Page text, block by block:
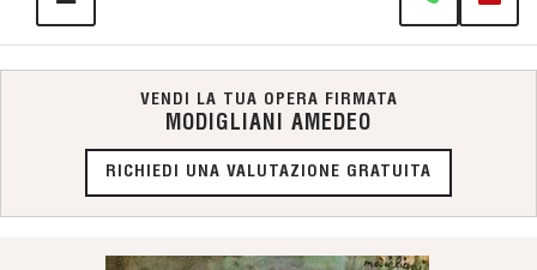
VENDI LA TUA OPERA FIRMATA
MODIGLIANI AMEDEO
RICHIEDI UNA VALUTAZIONE GRATUITA